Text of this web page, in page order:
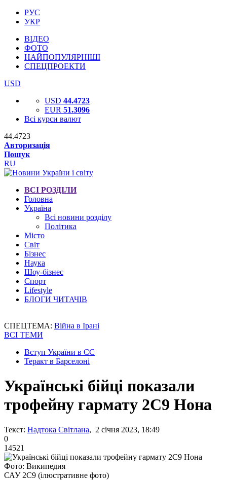
РУС
УКР
ВІДЕО
ФОТО
НАЙПОПУЛЯРНІШІ
СПЕЦПРОЕКТИ
USD
USD 44.4723
EUR 51.3096
Всі курси валют
44.4723
Авторизація
Пошук
RU
ВСІ РОЗДІЛИ
Головна
Україна
Всі новини розділу
Політика
Місто
Світ
Бізнес
Наука
Шоу-бізнес
Спорт
Lifestyle
БЛОГИ ЧИТАЧІВ
СПЕЦТЕМА: Війна в Ірані
ВСІ ТЕМИ
Вступ України в ЄС
Теракт в Барселоні
Українські бійці показали
трофейну гармату 2С9 Нона
Текст: Надтока Світлана, 2 січня 2023, 18:49
0
14521
Фото: Википедия
САУ 2С9 (ілюстративне фото)